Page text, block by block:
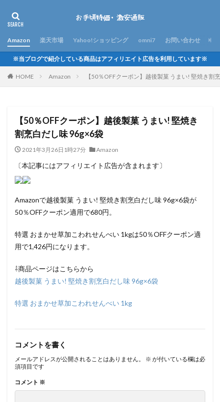
Amazon 楽天市場 Yahoo!ショッピング omni7 お問い合わせ
※当ブログで紹介している商品はアフィリエイト広告を利用しています※
HOME Amazon 【50％OFFクーポン】越後製菓 うまい! 堅焼き割
【50％OFFクーポン】越後製菓 うまい! 堅焼き
割烹白だし味 96g×6袋
2021年3月26日1時27分 Amazon
〔本記事にはアフィリエイト広告が含まれます〕
Amazonで越後製菓 うまい! 堅焼き割烹白だし味 96g×6袋が
50％OFFクーポン適用で680円。
特選 おまかせ草加こわれせんべい 1kgは50％OFFクーポン適
用で1,426円になります。
⇩商品ページはこちらから
越後製菓 うまい! 堅焼き割烹白だし味 96g×6袋
特選 おまかせ草加こわれせんべい 1kg
コメントを書く
メールアドレスが公開されることはありません。 ※ が付いている欄は必
須項目です
コメント ※